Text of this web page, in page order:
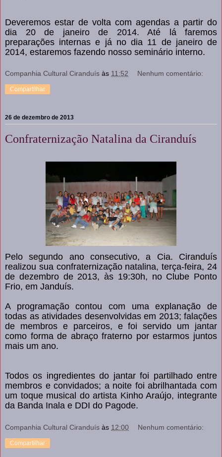
Deveremos estar de volta com agendas a partir do
dia 20 de janeiro de 2014. Até lá faremos
preparações internas e já no dia 11 de janeiro de
2014, estaremos fazendo nosso seminário interno.
Companhia Cultural Ciranduís às 11:52 Nenhum comentário:
Compartilhar
26 de dezembro de 2013
Confraternização Natalina da Ciranduís
Pelo segundo ano consecutivo, a Cia. Ciranduís
realizou sua confraternização natalina, terça-feira, 24
de dezembro de 2013, às 19:30h, no Clube Ponto
Frio, em Janduís.
A programação contou com uma explanação de
todas as atividades desenvolvidas em 2013; falações
de membros e parceiros, e foi servido um jantar
como forma de abraço fraterno por estarmos juntos
mais um ano.
Todos os ingredientes do jantar foi partilhado entre
membros e convidados; a noite foi abrilhantada com
um toque musical do artista Kinho Araújo, integrante
da Banda Inala e DDI do Pagode.
Companhia Cultural Ciranduís às 12:00 Nenhum comentário:
Compartilhar